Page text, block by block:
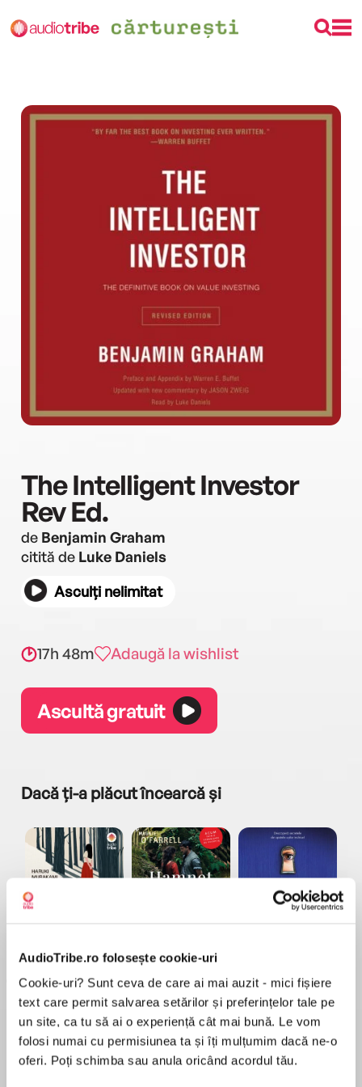
AudioTribe.ro folosește cookie-uri
Cookie-uri? Sunt ceva de care ai mai auzit - mici fișiere
text care permit salvarea setărilor și preferințelor tale pe
un site, ca tu să ai o experiență cât mai bună. Le vom
folosi numai cu permisiunea ta și îți mulțumim dacă ne-o
oferi. Poți schimba sau anula oricând acordul tău.
The Intelligent Investor
Rev Ed.
de Benjamin Graham
citită de Luke Daniels
Asculți nelimitat
17h 48m Adaugă la wishlist
Ascultă gratuit
Dacă ți-a plăcut încearcă și